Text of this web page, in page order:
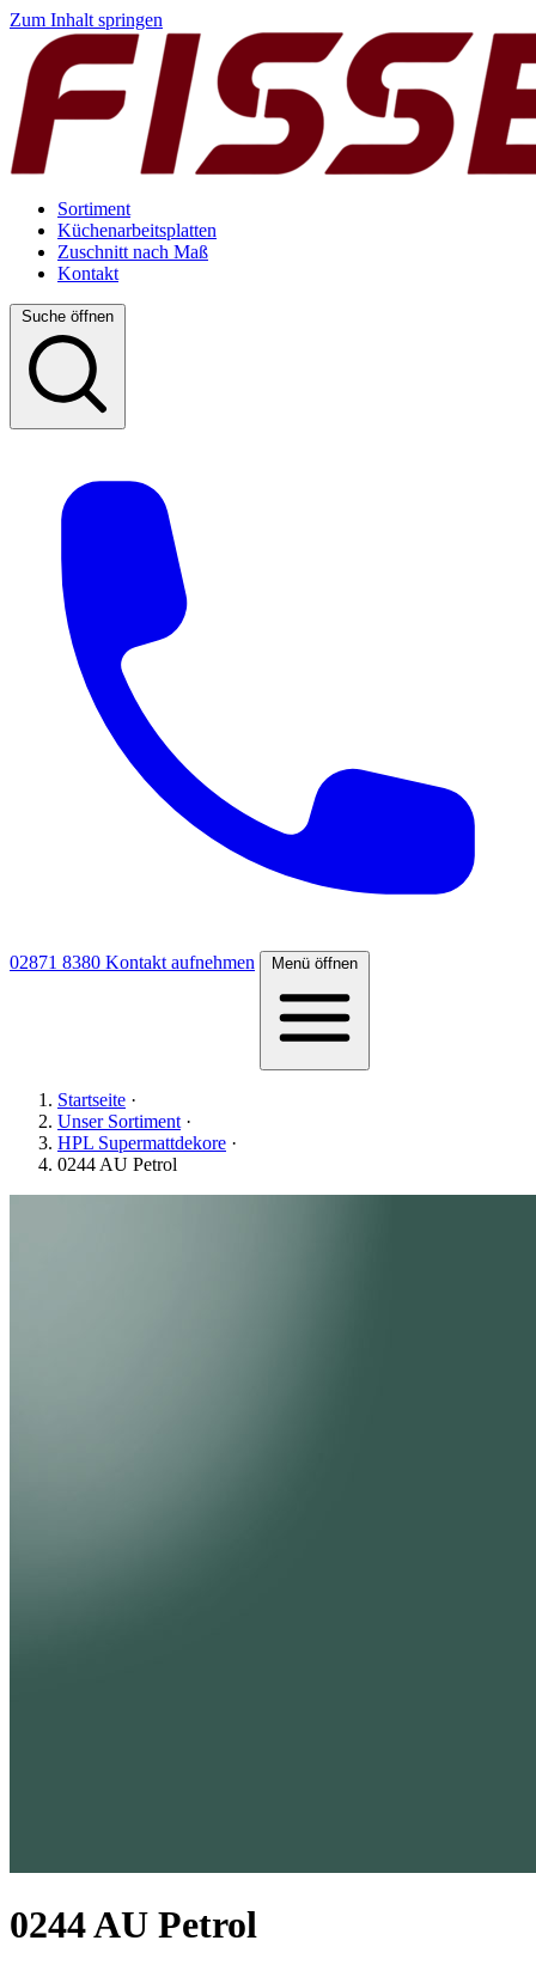
Zum Inhalt springen
Sortiment
Küchenarbeitsplatten
Zuschnitt nach Maß
Kontakt
Suche öffnen
02871 8380 Kontakt aufnehmen Menü öffnen
Startseite ·
Unser Sortiment ·
HPL Supermattdekore ·
0244 AU Petrol
0244 AU Petrol